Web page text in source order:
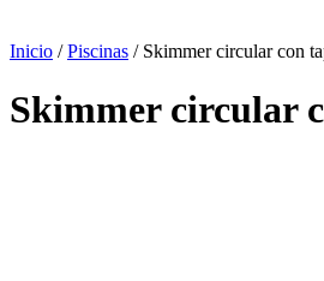
Inicio /Piscinas / Skimmer circular con
Skimmer circular